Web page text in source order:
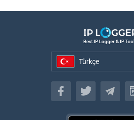
Best IP Logger & IP
Türkçe
Türkçe